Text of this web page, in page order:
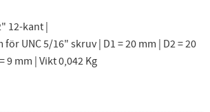
12-kant |
UNC 5/16" skruv | D1 = 20 mm | D2 = 20
9 mm | Vikt 0,042 Kg